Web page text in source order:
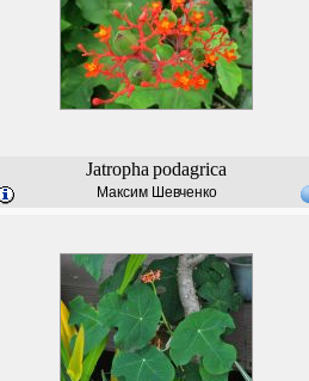
Jatropha podagrica
Максим Шевченко